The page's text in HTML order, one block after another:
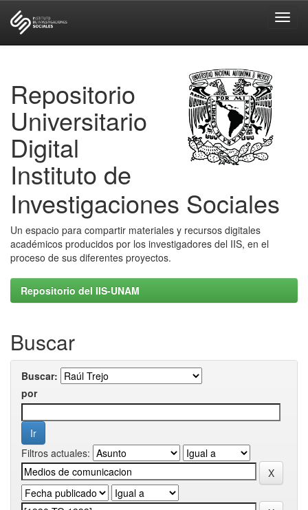
Repositorio
Universitario
Digital
Instituto de
Investigaciones Sociales
Un espacio para compartir materiales y recursos digitales
académicos producidos por los investigadores del IIS, en el
proceso de sus diferentes proyectos.
Repositorio del IIS-UNAM
Buscar
Buscar:
por
Filtros actuales: